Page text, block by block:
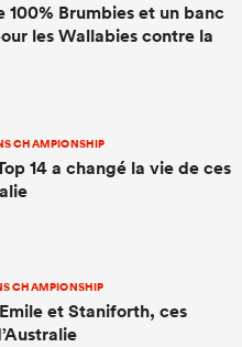
100% Brumbies et un banc
les Wallabies contre la
CHAMPIONSHIP
14 a changé la vie de ces
CHAMPIONSHIP
et Staniforth, ces